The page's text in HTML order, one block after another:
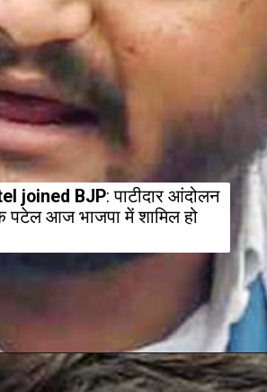
joined BJP: पाटीदार आंदोलन
पटेल आज भाजपा में शामिल हो